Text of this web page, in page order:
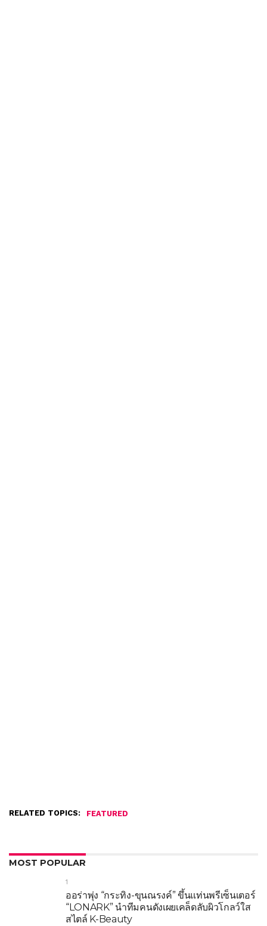
RELATED TOPICS: FEATURED
MOST POPULAR
1
ออร่าพุ่ง “กระทิง-ขุนณรงค์” ขึ้นแท่นพรีเซ็นเตอร์
“LONARK” นำทีมคนดังเผยเคล็ดลับผิวโกลว์ใส
สไตล์ K-Beauty